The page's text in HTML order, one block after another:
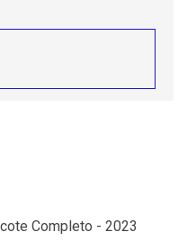
Completo - 2023